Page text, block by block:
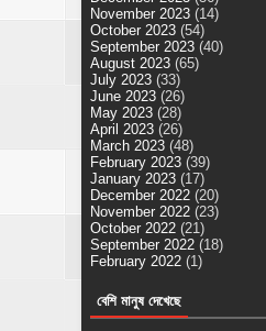
November 2023 (14)
October 2023 (54)
September 2023 (40)
August 2023 (65)
July 2023 (33)
June 2023 (26)
May 2023 (28)
April 2023 (26)
March 2023 (48)
February 2023 (39)
January 2023 (17)
December 2022 (20)
November 2022 (23)
October 2022 (21)
September 2022 (18)
February 2022 (1)
বেশি মানুষ দেখেছে